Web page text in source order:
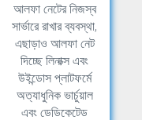
আলফা নেটের নিজস্ব
সার্ভারে রাখার ব্যবস্থা,
এছাড়াও আলফা নেট
দিচ্ছে লিনাক্স এবং
উইন্ডোস প্লাটফর্মে
অত্যাধুনিক ভার্চুয়াল
এবং ডেডিকেটেড